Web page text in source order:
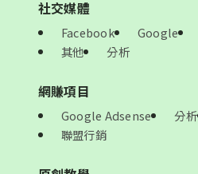
社交媒體
Facebook Google
其他
分析
網賺項目
Google Adsense 分析
聯盟行銷